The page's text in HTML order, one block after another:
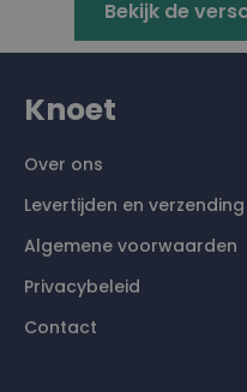
Bekijk de
Knoet
Over ons
Levertijden en verzending
Algemene voorwaarden
Privacybeleid
Contact